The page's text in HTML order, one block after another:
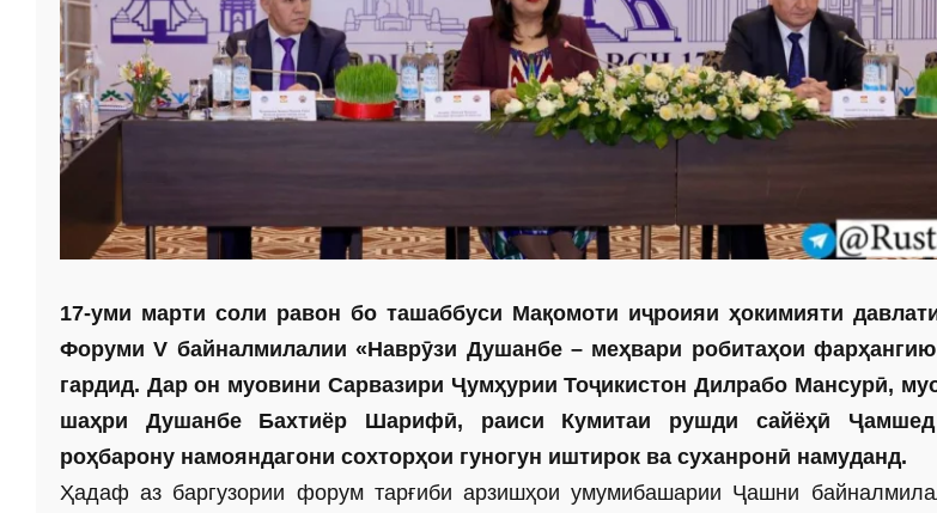
17-уми марти соли равон бо ташаббуси Мақомоти иҷроияи ҳокимияти
Форуми V байналмилалии «Наврӯзи Душанбе – меҳвари робитаҳои фарҳангию
гардид. Дар он муовини Сарвазири Ҷумҳурии Тоҷикистон Дилрабо Мансурӣ,
шаҳри Душанбе Бахтиёр Шарифӣ, раиси Кумитаи рушди сайёҳӣ
роҳбарону намояндагони сохторҳои гуногун иштирок ва суханронӣ намуданд.
Ҳадаф аз баргузории форум тарғиби арзишҳои умумибашарии Ҷашни